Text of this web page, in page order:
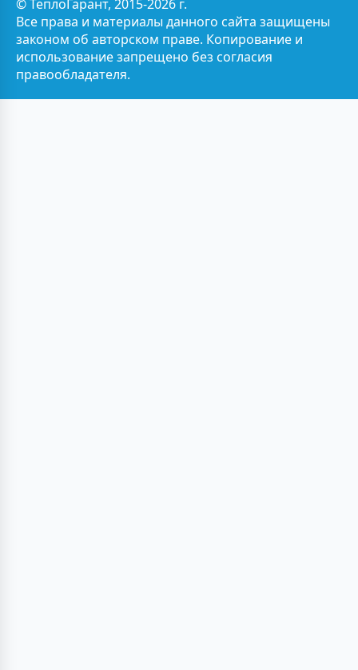
© ТеплоГарант, 2015-2026 г.
Все права и материалы данного сайта защищены
законом об авторском праве. Копирование и
использование запрещено без согласия
правообладателя.